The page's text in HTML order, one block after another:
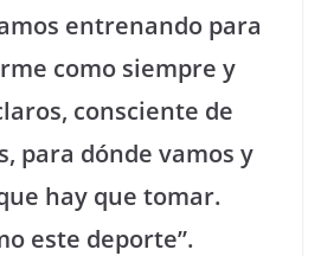
entrenando para
como siempre y
consciente de
para dónde vamos y
hay que tomar.
este deporte”.